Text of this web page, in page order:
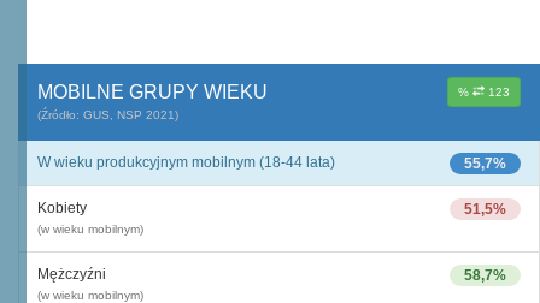
% 123
MOBILNE GRUPY WIEKU
(Źródło: GUS, NSP 2021)
55,7%
W wieku produkcyjnym mobilnym (18-44 lata)
51,5%
Kobiety
(w wieku mobilnym)
58,7%
Mężczyźni
(w wieku mobilnym)